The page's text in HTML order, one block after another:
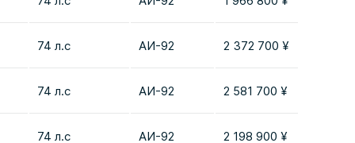
74 л.с AИ-92 2 372 700 ¥
74 л.с AИ-92 2 581 700 ¥
74 л.с AИ-92 2 198 900 ¥